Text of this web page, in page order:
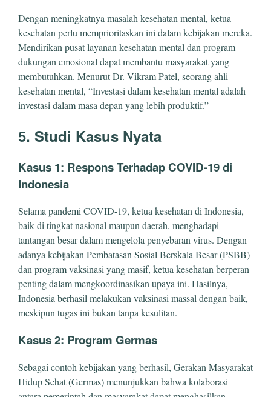
Dengan meningkatnya masalah kesehatan mental, ketua
kesehatan perlu memprioritaskan ini dalam kebijakan mereka.
Mendirikan pusat layanan kesehatan mental dan program
dukungan emosional dapat membantu masyarakat yang
membutuhkan. Menurut Dr. Vikram Patel, seorang ahli
kesehatan mental, “Investasi dalam kesehatan mental adalah
investasi dalam masa depan yang lebih produktif.”
5. Studi Kasus Nyata
Kasus 1: Respons Terhadap COVID-19 di
Indonesia
Selama pandemi COVID-19, ketua kesehatan di Indonesia,
baik di tingkat nasional maupun daerah, menghadapi
tantangan besar dalam mengelola penyebaran virus. Dengan
adanya kebijakan Pembatasan Sosial Berskala Besar (PSBB)
dan program vaksinasi yang masif, ketua kesehatan berperan
penting dalam mengkoordinasikan upaya ini. Hasilnya,
Indonesia berhasil melakukan vaksinasi massal dengan baik,
meskipun tugas ini bukan tanpa kesulitan.
Kasus 2: Program Germas
Sebagai contoh kebijakan yang berhasil, Gerakan Masyarakat
Hidup Sehat (Germas) menunjukkan bahwa kolaborasi